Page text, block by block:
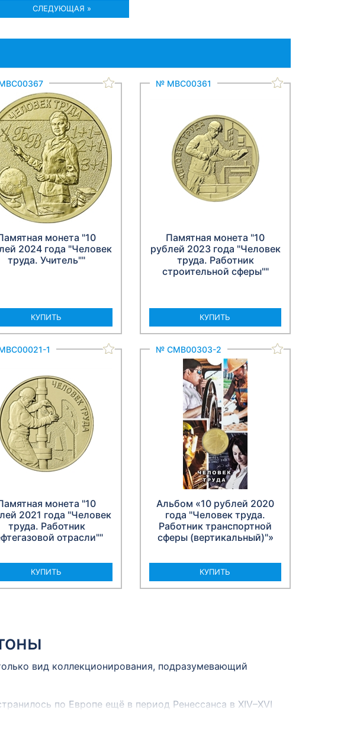
СЛЕДУЮЩАЯ »
монета "10
2024 года "Человек
труда. Учитель""
КУПИТЬ
№ МВС00361
Памятная монета "10
рублей 2023 года "Человек
труда. Работник
строительной сферы""
КУПИТЬ
1
монета "10
2021 года "Человек
труда. Работник
отрасли""
КУПИТЬ
№ СМВ00303-2
Альбом «10 рублей 2020
года "Человек труда.
Работник транспортной
сферы (вертикальный)"»
КУПИТЬ
вид коллекционирования, подразумевающий
по Европе ещё в период Ренессанса в XIV–XVI
содержали монеты, выпущенные в той стране, где она
образцами. Систематизация монет началась только